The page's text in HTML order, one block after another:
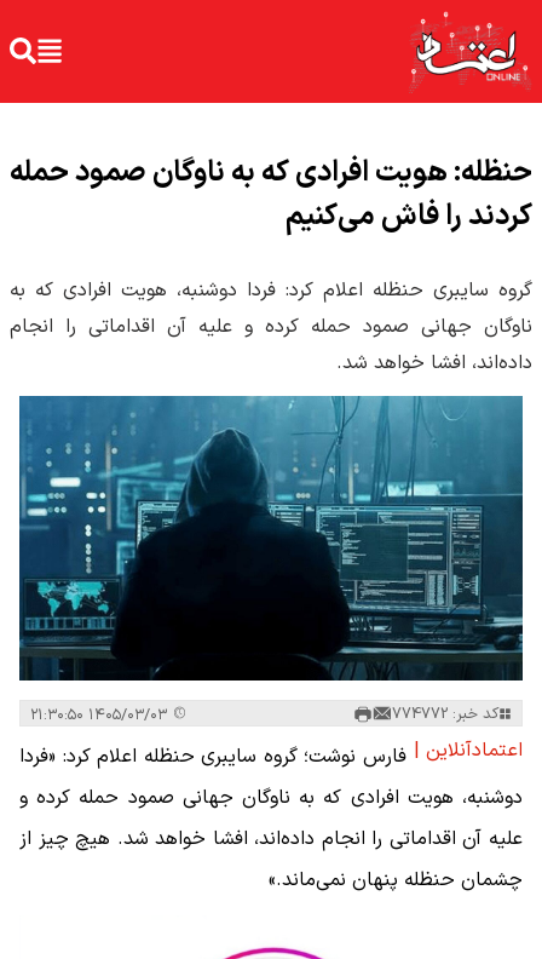
حنظله: هویت افرادی که به ناوگان صمود حمله
کردند را فاش می‌کنیم
گروه سایبری حنظله اعلام کرد: فردا دوشنبه، هویت افرادی که به
ناوگان جهانی صمود حمله کرده و علیه آن اقداماتی را انجام
داده‌اند، افشا خواهد شد.
کد خبر: 774772
اعتمادآنلاین | فارس نوشت؛ گروه سایبری حنظله اعلام کرد: «فردا
دوشنبه، هویت افرادی که به ناوگان جهانی صمود حمله کرده و
علیه آن اقداماتی را انجام داده‌اند، افشا خواهد شد. هیچ چیز از
چشمان حنظله پنهان نمی‌ماند.»